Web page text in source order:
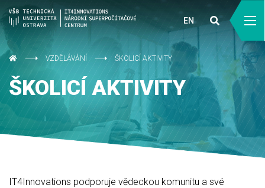
EN
VZDĚLÁVÁNÍ ŠKOLICÍ AKTIVITY
ŠKOLICÍ AKTIVITY
IT4Innovations podporuje vědeckou komunitu a své